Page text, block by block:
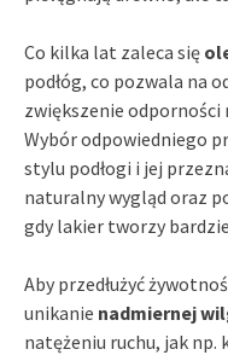
Co kilka lat zaleca się
podłóg, co pozwala na
zwiększenie odporności
Wybór odpowiedniego
stylu podłogi i jej
naturalny wygląd oraz
gdy lakier tworzy
Aby przedłużyć
unikanie nadmiernej
natężeniu ruchu, jak